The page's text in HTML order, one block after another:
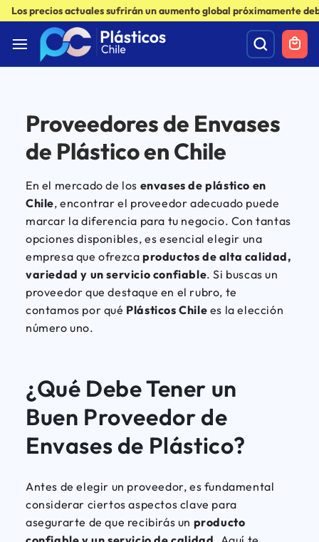
Los precios actuales sufrirán un aumento global próximamente
Proveedores de Envases
de Plástico en Chile
En el mercado de los envases de plástico en
Chile, encontrar el proveedor adecuado puede
marcar la diferencia para tu negocio. Con tantas
opciones disponibles, es esencial elegir una
empresa que ofrezcaproductos de alta calidad,
variedad y un servicio confiable. Si buscas un
proveedor que destaque en el rubro, te
contamos por qué Plásticos Chile es la elección
número uno.
¿Qué Debe Tener un
Buen Proveedor de
Envases de Plástico?
Antes de elegir un proveedor, es fundamental
considerar ciertos aspectos clave para
asegurarte de que recibirás un producto